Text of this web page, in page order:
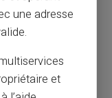
a que seu
e possa
Os
de seu
une adresse
et